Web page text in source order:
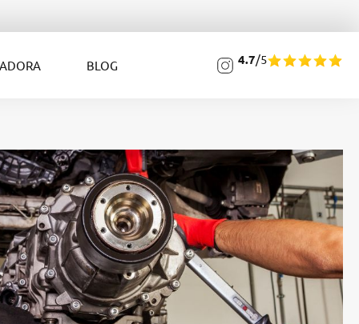
BLOG 4.7/5